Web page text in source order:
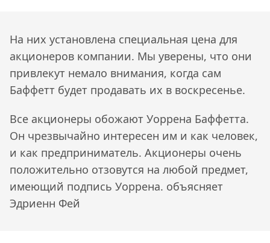
На них установлена специальная цена для
акционеров компании. Мы уверены, что они
привлекут немало внимания, когда сам
Баффетт будет продавать их в воскресенье.
Все акционеры обожают Уоррена Баффетта.
Он чрезвычайно интересен им и как человек,
и как предприниматель. Акционеры очень
положительно отзовутся на любой предмет,
имеющий подпись Уоррена. объясняет
Эдриенн Фей